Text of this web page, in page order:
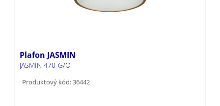
Plafon JASMIN
JASMIN 470-G/O
Produktový kód: 36442